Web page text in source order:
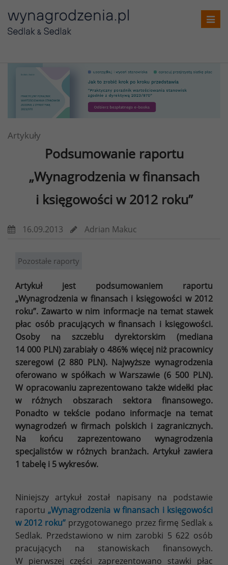
Artykuły
Podsumowanie raportu
„Wynagrodzenia w finansach
i księgowości w 2012 roku”
16.09.2013 Adrian Makuc
Pozostałe raporty
Artykuł jest podsumowaniem raportu
„Wynagrodzenia w finansach i księgowości w 2012
roku”. Zawarto w nim informacje na temat stawek
płac osób pracujących w finansach i księgowości.
Osoby na szczeblu dyrektorskim (mediana
14 000 PLN) zarabiały o 486% więcej niż pracownicy
szeregowi (2 880 PLN). Najwyższe wynagrodzenia
oferowano w spółkach w Warszawie (6 500 PLN).
W opracowaniu zaprezentowano także widełki płac
w różnych obszarach sektora finansowego.
Ponadto w tekście podano informacje na temat
wynagrodzeń w firmach polskich i zagranicznych.
Na końcu zaprezentowano wynagrodzenia
specjalistów w różnych branżach. Artykuł zawiera
1 tabelę i 5 wykresów.
Niniejszy artykuł został napisany na podstawie
raportu„Wynagrodzenia w finansach i księgowości
w 2012 roku” przygotowanego przez firmę Sedlak&
Sedlak. Przedstawiono w nim zarobki 5 622 osób
pracujących na stanowiskach finansowych.
W pierwszej części zaprezentowano stawki płac